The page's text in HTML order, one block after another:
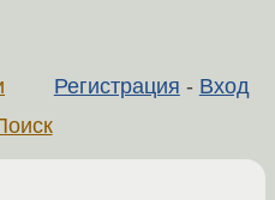
Регистрация - Вход